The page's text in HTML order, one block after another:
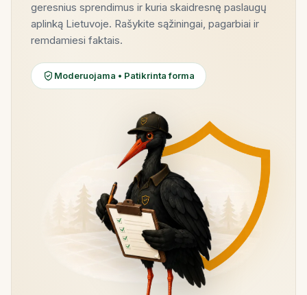
geresnius sprendimus ir kuria skaidresnę paslaugų
aplinką Lietuvoje. Rašykite sąžiningai, pagarbiai ir
remdamiesi faktais.
Moderuojama • Patikrinta forma